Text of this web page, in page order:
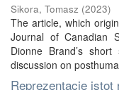
Sikora, Tomasz (2023)
The article, which
Journal of Canadian
Dionne Brand’s
discussion on
Reprezentacje istot